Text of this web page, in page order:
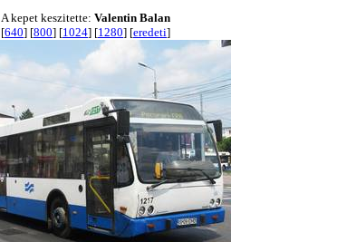
A kepet keszitette: Valentin Balan
[640] [800] [1024] [1280] [eredeti]